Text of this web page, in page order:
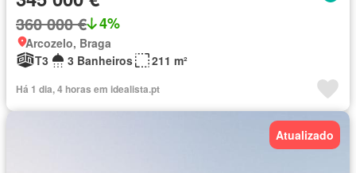
360 000 € 4%
Arcozelo, Braga
T3
3 Banheiros 211 m²
Há 1 dia, 4 horas em idealista.pt
Atualizado